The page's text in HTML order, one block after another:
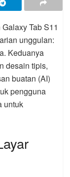
Tab S11
unggulan:
Keduanya
desain tipis,
buatan (AI)
pengguna
untuk